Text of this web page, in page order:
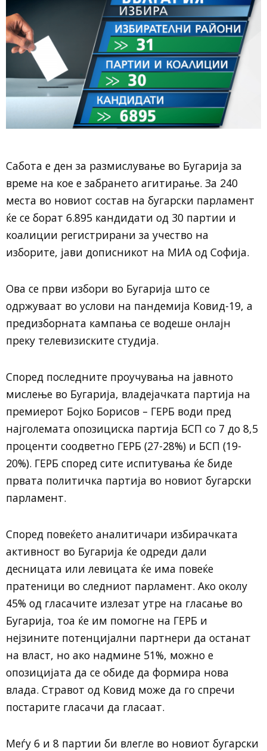
Сабота е ден за размислување во Бугарија за
време на кое е забрането агитирање. За 240
места во новиот состав на бугарски парламент
ќе се борат 6.895 кандидати од 30 партии и
коалиции регистрирани за учество на
изборите, јави дописникот на МИА од Софија.
Ова се први избори во Бугарија што се
одржуваат во услови на пандемија Ковид-19, а
предизборната кампања се водеше онлајн
преку телевизиските студија.
Според последните проучувања на јавното
мислење во Бугарија, владејачката партија на
премиерот Бојко Борисов – ГЕРБ води пред
најголемата опозициска партија БСП со 7 до 8,5
проценти соодветно ГЕРБ (27-28%) и БСП (19-
20%). ГЕРБ според сите испитувања ќе биде
првата политичка партија во новиот бугарски
парламент.
Според повеќето аналитичари избирачката
активност во Бугарија ќе одреди дали
десницата или левицата ќе има повеќе
пратеници во следниот парламент. Ако околу
45% од гласачите излезат утре на гласање во
Бугарија, тоа ќе им помогне на ГЕРБ и
нејзините потенцијални партнери да останат
на власт, но ако надмине 51%, можно е
опозицијата да се обиде да формира нова
влада. Стравот од Ковид може да го спречи
постарите гласачи да гласаат.
Меѓу 6 и 8 партии би влегле во новиот бугарски